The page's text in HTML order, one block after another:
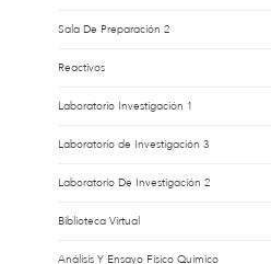
Sala De Preparación 2
Reactivos
Laboratorio Investigación 1
Laboratorio de Investigación 3
Laboratorio De Investigación 2
Biblioteca Virtual
Análisis Y Ensayo Físico Químico